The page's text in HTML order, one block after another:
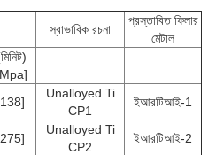
স্বাভাবিক রচনা
প্রস্তাবিত ফিলার
মেটাল
Unalloyed Ti
CP1
ইআরটিআই-1
Unalloyed Ti
CP2
ইআরটিআই-2